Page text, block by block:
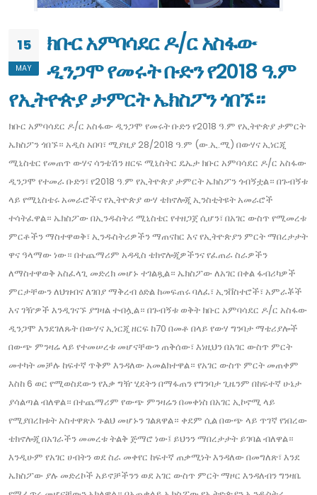
15
MAY
ክቡር አምባሳደር ዶ/ር አስፋው
ዲንጋሞ የመሩት ቡድን የ2018 ዓ.ም
የኢትዮጵያ ታምርት ኤክስፖን ጎበኙ።
ክቡር አምባሳደር ዶ/ር አስፋው ዲንጋሞ የመሩት ቡድን የ2018 ዓ.ም የኢትዮጵያ ታምርት
ኤክስፖን ጎበኙ። አዲስ አበባ፣ ሚያዚያ 28/2018 ዓ.ም (ው.ኢ.ሚ) በውሃና ኢነርጂ
ሚኒስቴር የመጠጥ ውሃና ሳንቴሽን ዘርፍ ሚኒስትር ዴኤታ ክቡር አምባሳደር ዶ/ር አስፋው
ዲንጋሞ የተመራ ቡድን፣ የ2018 ዓ.ም የኢትዮጵያ ታምርት ኤክስፖን ጎብኝቷል። በጉብኝቱ
ላይ የሚኒስቴሩ አመራሮችና የኢትዮጵያ ውሃ ቴክኖሎጂ ኢንስቲትዩት አመራሮች
ተሳትፈዋል። ኤክስፖው በኢንዱስትሪ ሚኒስቴር የተዘጋጀ ሲሆን፣ በአገር ውስጥ የሚመረቱ
ምርቶችን ማስተዋወቅ፣ ኢንዱስትሪዎችን ማጠናከር እና የኢትዮጵያን ምርት ማበረታታት
ዋና ዓላማው ነው። በተጨማሪም አዳዲስ ቴክኖሎጂዎችንና የፈጠራ ስራዎችን
ለማስተዋወቅ አስፈላጊ መድረክ መሆኑ ተገልጿል። ኤክስፖው ለአገር በቀል ፋብሪካዎች
ምርታቸውን ለህዝብና ለገበያ ማቅረብ ዕድል ከመፍጠሩ ባለፈ፣ ኢንቨስተሮች፣ አምራቾች
እና ገዥዎች እንዲገናኙ ያግዛል ተብሏል። በጉብኝቱ ወቅት ክቡር አምባሳደር ዶ/ር አስፋው
ዲንጋሞ እንደገለጹት በውሃና ኢነርጂ ዘርፍ ከ70 በመቶ በላይ የውሃ ግንባታ ማቴሪያሎች
በውጭ ምንዛሬ ላይ የተመሠረቱ መሆናቸውን ጠቅሰው፣ እነዚህን በአገር ውስጥ ምርት
መተካት መቻሉ ከፍተኛ ጥቅም እንዳለው አመልክተዋል። የአገር ውስጥ ምርት መጠቀም
እስከ 6 ወር የሚወስደውን የእቃ ግዥ ሂደትን በማፋጠን የግንባታ ጊዜንም በከፍተኛ ሁኔታ
ያሳልጣል ብለዋል። በተጨማሪም የውጭ ምንዛሬን በመቀነስ በአገር ኢኮኖሚ ላይ
የሚያበረክቱት አስተዋጽኦ ጉልህ መሆኑን ገልጸዋል። ቀደም ሲል በውጭ ላይ ጥገኛ የነበረው
ቴክኖሎጂ በአገራችን መመረቱ ትልቅ ጅማሮ ነው፤ ይህንን ማበረታታት ይገባል ብለዋል።
እንዲሁም የአገር ሀብትን ወደ ስራ መቀየር ከፍተኛ ጠቃሚነት እንዳለው በመግለጽ፣ እንደ
ኤክስፖው ያሉ መድረኮች አይኖቻችንን ወደ አገር ውስጥ ምርት ማዞር እንዳለብን ግንዛቤ